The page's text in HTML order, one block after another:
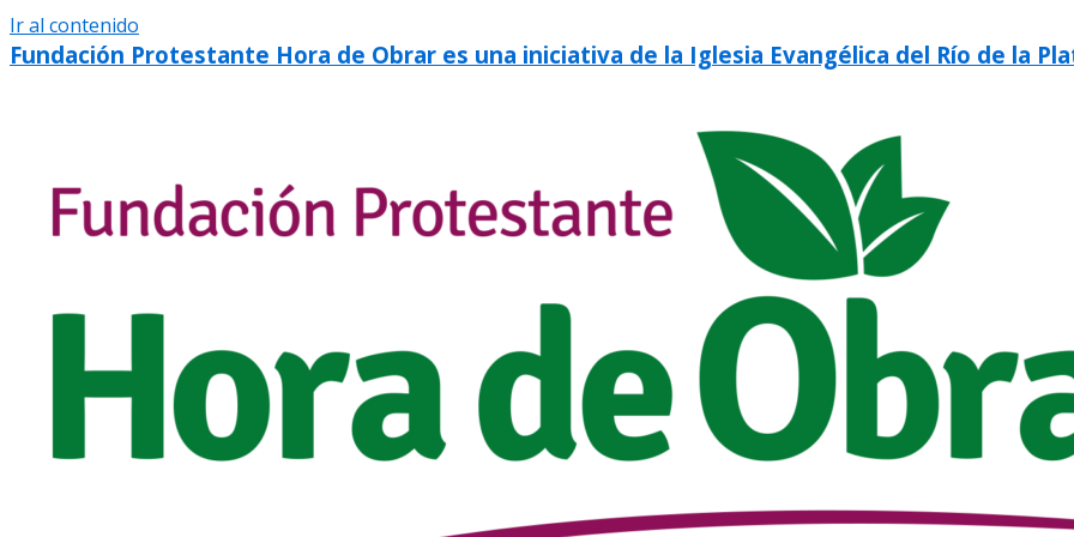
Ir al contenido
Fundación Protestante Hora de Obrar es una iniciativa de la Iglesia Evangélica del Río de la